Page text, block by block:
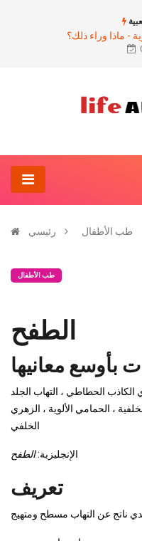
- ماذا وراء ذلك؟
رئيسي طب الأطفال
طب الأطفال
الطفح
بأوسع معانيها
الكاذب الحطاطي ، التهاب الجلد
، الحمامي الألوية ، الزهري
الخلفي
الإنجليزية:الطفح
تعريف
ناتج عن التهاب مسطح ومتهيج